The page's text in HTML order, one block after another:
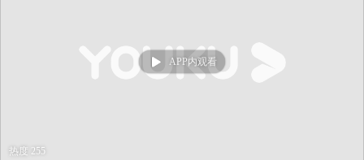
APP内观看
热度 255